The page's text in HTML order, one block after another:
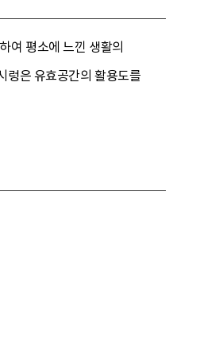
여 평소에 느낀 생활의
렁은 유효공간의 활용도를